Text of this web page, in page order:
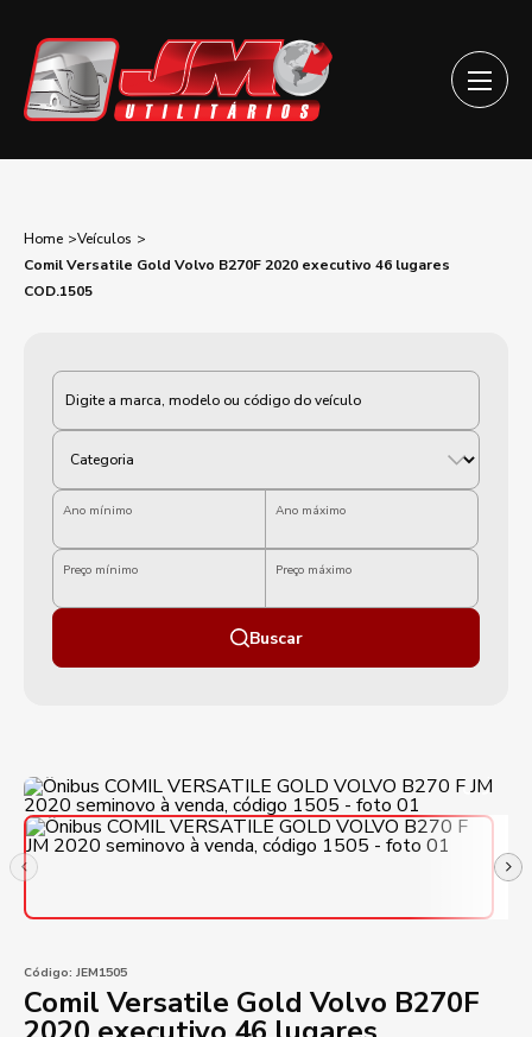
Home
Veículos
Comil Versatile Gold Volvo B270F 2020 executivo 46 lugares
COD.1505
Categoria
Ano mínimo Ano máximo
Preço mínimo Preço máximo
Buscar
Código: JEM1505
Comil Versatile Gold Volvo B270F